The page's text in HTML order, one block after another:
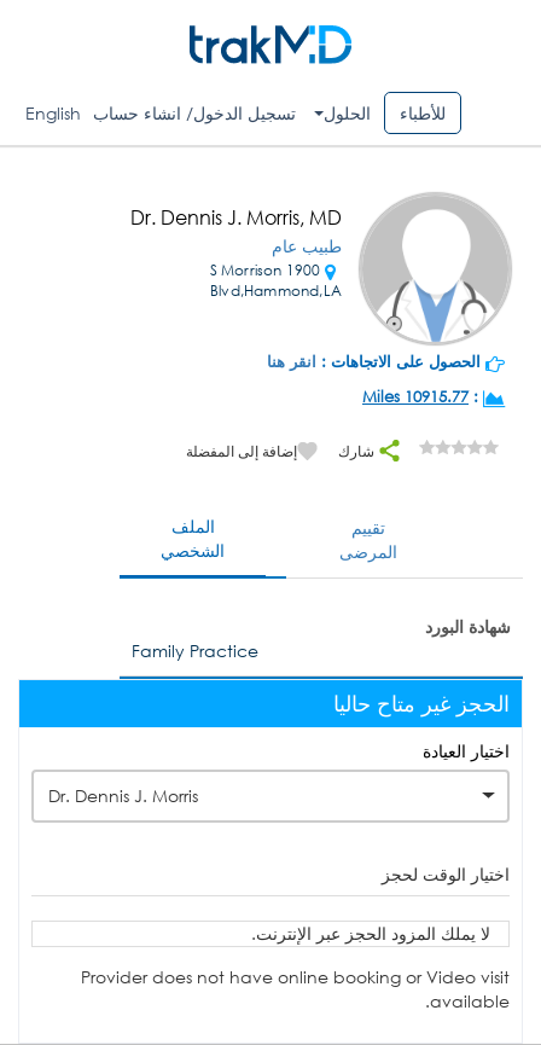
للأطباء الحلول تسجيل الدخول/ انشاء حساب English
Dr. Dennis J. Morris, MD
طبيب عام
1900 S Morrison
Blvd,Hammond,LA
الحصول على الاتجاهات : انقر هنا
:
10915.77 Miles
شارك إضافة إلى المفضلة
الملف
الشخصي
تقييم
المرضى
شهادة البورد
Family Practice
الحجز غير متاح حاليا
اختيار العيادة
Dr. Dennis J. Morris
اختيار الوقت لحجز
لا يملك المزود الحجز عبر الإنترنت.
Provider does not have online booking or Video visit
available.